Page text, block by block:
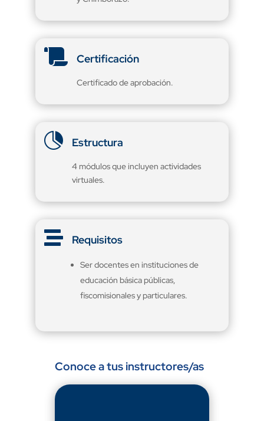
 Certificación
Certificado de aprobación.
 Estructura
4 módulos que incluyen actividades
virtuales.
 Requisitos
Ser docentes en instituciones de
educación básica públicas,
fiscomisionales y particulares.
Conoce a tus instructores/as